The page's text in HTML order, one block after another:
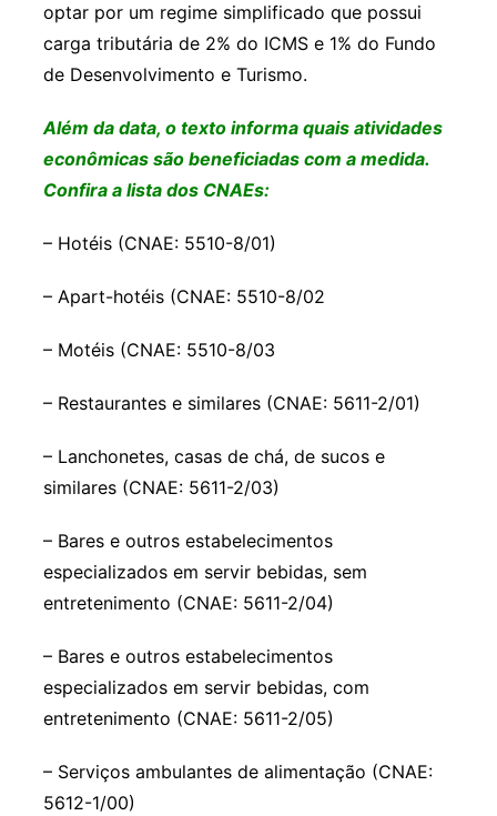
optar por um regime simplificado que possui
carga tributária de 2% do ICMS e 1% do Fundo
de Desenvolvimento e Turismo.
Além da data, o texto informa quais atividades
econômicas são beneficiadas com a medida.
Confira a lista dos CNAEs:
– Hotéis (CNAE: 5510-8/01)
– Apart-hotéis (CNAE: 5510-8/02
– Motéis (CNAE: 5510-8/03
– Restaurantes e similares (CNAE: 5611-2/01)
– Lanchonetes, casas de chá, de sucos e
similares (CNAE: 5611-2/03)
– Bares e outros estabelecimentos
especializados em servir bebidas, sem
entretenimento (CNAE: 5611-2/04)
– Bares e outros estabelecimentos
especializados em servir bebidas, com
entretenimento (CNAE: 5611-2/05)
– Serviços ambulantes de alimentação (CNAE:
5612-1/00)